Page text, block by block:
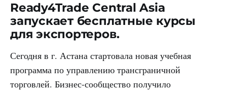
Ready4Trade Central Asia
запускает бесплатные курсы
для экспортеров.
Сегодня в г. Астана стартовала новая учебная
программа по управлению трансграничной
торговлей. Бизнес-сообщество получило